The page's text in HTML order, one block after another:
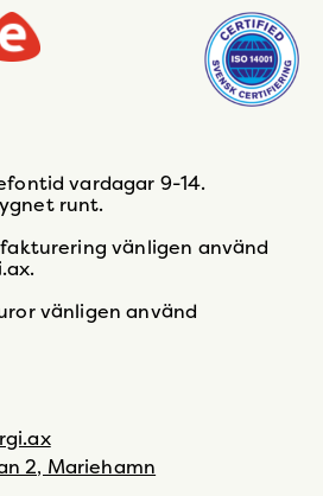
vardagar 9-14.
runt.
vänligen använd
vänligen använd
2, Mariehamn